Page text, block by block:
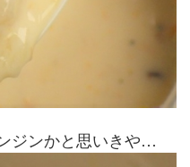
ジンかと思いきや…